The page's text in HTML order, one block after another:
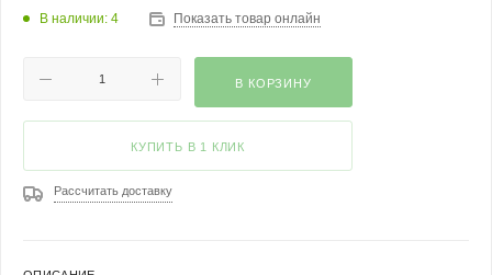
В наличии: 4 Показать товар онлайн
В КОРЗИНУ
КУПИТЬ В 1 КЛИК
Рассчитать доставку